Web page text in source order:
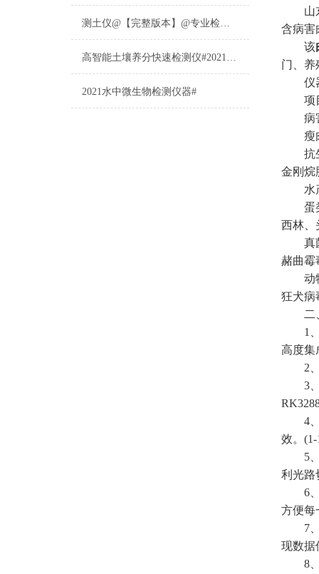
测土仪@【完整版本】@专业检测土壤的仪器仪表
高智能土壤养分快速检测仪#2021【土壤养分检测专用仪器仪表】
2021水中微生物检测仪器#
山东
含病害
该
门、养
仪器
项目
病害
瘦肉
抗生
金刚烷
水产
蛋类
西林、
真菌
赭曲霉
动物
狂犬病
二、
1、
高度集
2、
3、
4、
效。(1-
5、
利光路
6、
方便每
7、
现数据
8、